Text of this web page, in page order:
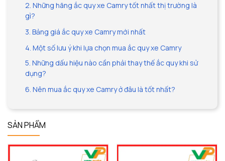
2. Những hãng ắc quy xe Camry tốt nhất thị trường là
gì?
3. Bảng giá ắc quy xe Camry mới nhất
4. Một số lưu ý khi lựa chọn mua ắc quy xe Camry
5. Những dấu hiệu nào cần phải thay thế ắc quy khi sử
dụng?
6. Nên mua ắc quy xe Camry ở đâu là tốt nhất?
SẢN PHẨM